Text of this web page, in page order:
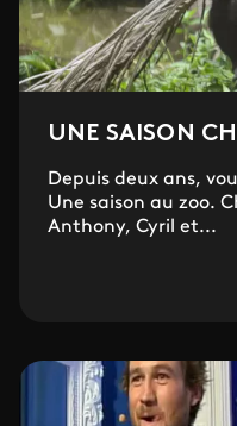
UNE SAISON
Depuis deux ans,
Une saison au zoo.
Anthony, Cyril et...